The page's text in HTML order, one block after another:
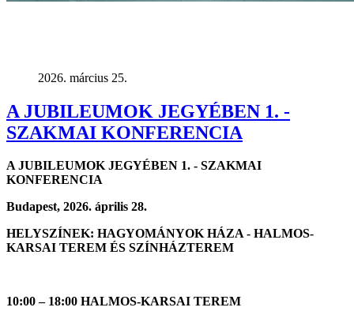
2026. március 25.
A JUBILEUMOK JEGYÉBEN 1. -
SZAKMAI KONFERENCIA
A JUBILEUMOK JEGYÉBEN 1. - SZAKMAI
KONFERENCIA
Budapest, 2026. április 28.
HELYSZÍNEK: HAGYOMÁNYOK HÁZA - HALMOS-
KARSAI TEREM ÉS SZÍNHÁZTEREM
10:00 – 18:00 HALMOS-KARSAI TEREM